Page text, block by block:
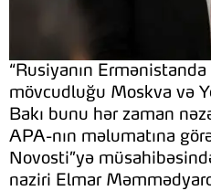
“Rusiyanın Ermənistanda
mövcudluğu Moskva və
Bakı bunu hər zaman
APA-nın məlumatına
Novosti”yə
naziri Elmar